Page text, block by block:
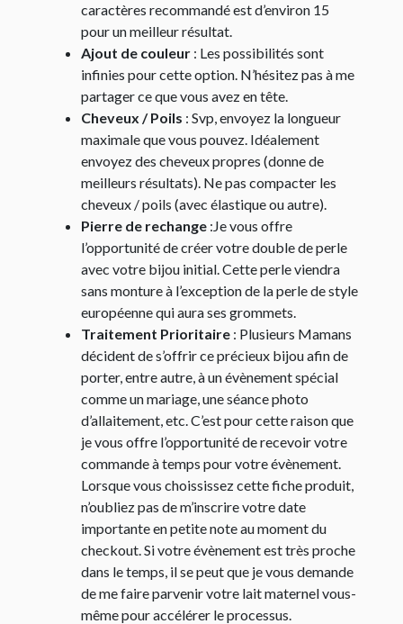
caractères recommandé est d’environ 15
pour un meilleur résultat.
Ajout de couleur : Les possibilités sont
infinies pour cette option. N’hésitez pas à me
partager ce que vous avez en tête.
Cheveux / Poils : Svp, envoyez la longueur
maximale que vous pouvez. Idéalement
envoyez des cheveux propres (donne de
meilleurs résultats). Ne pas compacter les
cheveux / poils (avec élastique ou autre).
Pierre de rechange :Je vous offre
l’opportunité de créer votre double de perle
avec votre bijou initial. Cette perle viendra
sans monture à l’exception de la perle de style
européenne qui aura ses grommets.
Traitement Prioritaire : Plusieurs Mamans
décident de s’offrir ce précieux bijou afin de
porter, entre autre, à un évènement spécial
comme un mariage, une séance photo
d’allaitement, etc. C’est pour cette raison que
je vous offre l’opportunité de recevoir votre
commande à temps pour votre évènement.
Lorsque vous choississez cette fiche produit,
n’oubliez pas de m’inscrire votre date
importante en petite note au moment du
checkout. Si votre évènement est très proche
dans le temps, il se peut que je vous demande
de me faire parvenir votre lait maternel vous-
même pour accélérer le processus.